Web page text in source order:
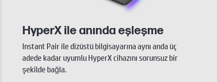
HyperX ile anında eşleşme
Instant Pair ile dizüstü bilgisayarına aynı anda üç
adede kadar uyumlu HyperX cihazını sorunsuz bir
şekilde bağla.